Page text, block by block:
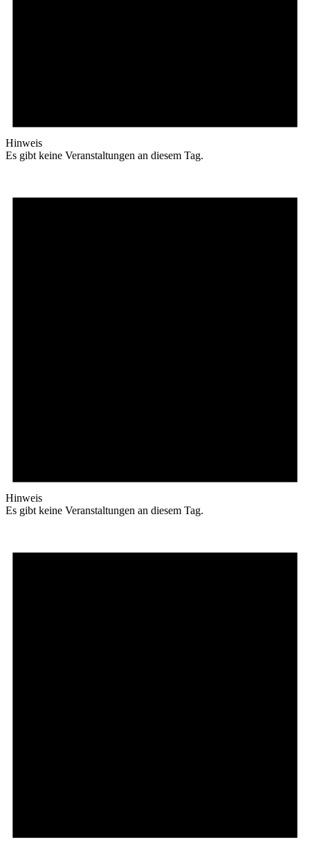
Hinweis
Es gibt keine Veranstaltungen an diesem Tag.
Hinweis
Es gibt keine Veranstaltungen an diesem Tag.